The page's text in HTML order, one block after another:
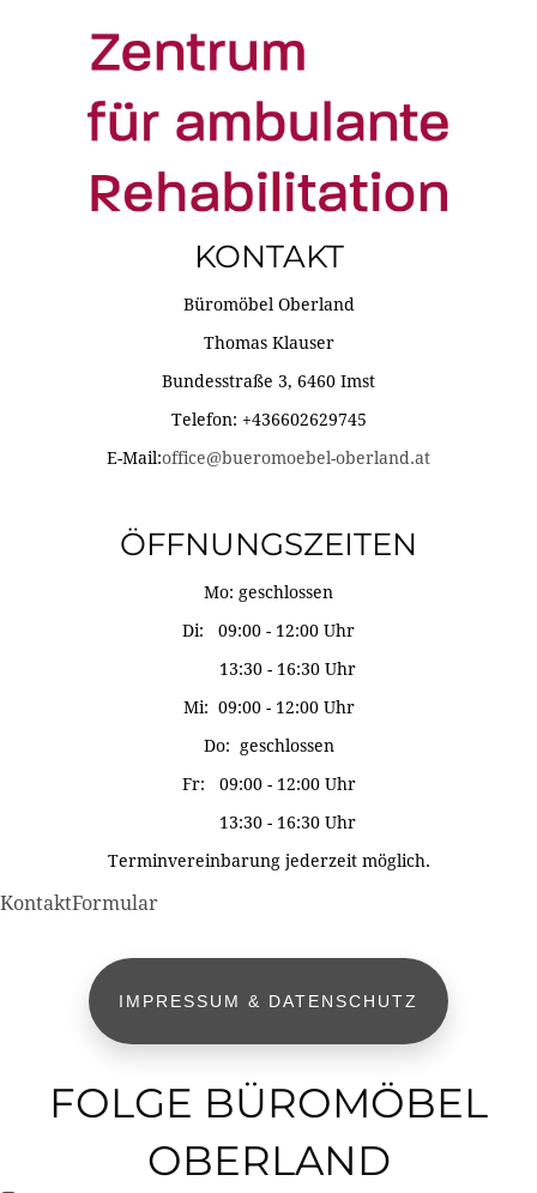
KONTAKT
Büromöbel Oberland
Thomas Klauser
Bundesstraße 3, 6460 Imst
Telefon: +436602629745
E-Mail:office@bueromoebel-oberland.at
ÖFFNUNGSZEITEN
Mo: geschlossen
Di: 09:00 - 12:00 Uhr
13:30 - 16:30 Uhr
Mi: 09:00 - 12:00 Uhr
Do: geschlossen
Fr: 09:00 - 12:00 Uhr
13:30 - 16:30 Uhr
Terminvereinbarung jederzeit möglich.
KontaktFormular
IMPRESSUM & DATENSCHUTZ
FOLGE BÜROMÖBEL
OBERLAND